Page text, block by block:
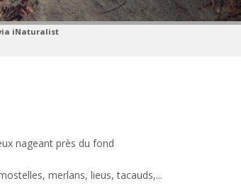
iNaturalist
nageant près du fond
merlans, lieus, tacauds,...